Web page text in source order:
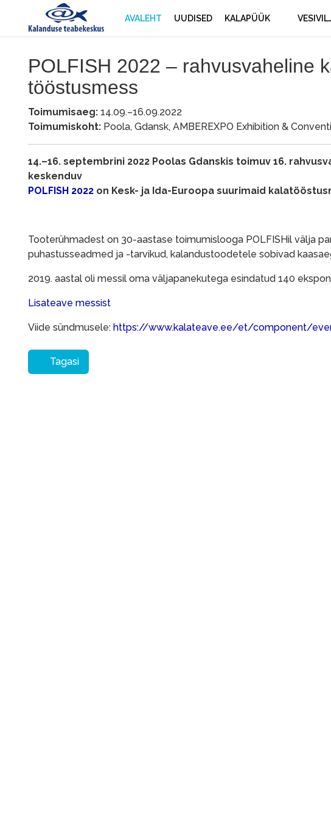
AVALEHT UUDISED KALAPÜÜK
POLFISH 2022 – rahvusvaheline
tööstusmess
Toimumisaeg: 14.09.–16.09.2022
Toimumiskoht: Poola, Gdansk, AMBEREXPO Exhibition &
14.–16. septembrini 2022 Poolas Gdanskis toimuv 16.
keskenduv
POLFISH 2022 on Kesk- ja Ida-Euroopa suurimaid
Tooterühmadest on 30-aastase toimumislooga POLFISHil välja
puhastusseadmed ja -tarvikud, kalandustoodetele sobivad
2019. aastal oli messil oma väljapanekutega esindatud 140
Lisateave messist
Viide sündmusele: https://www.kalateave.ee/et/component/
Tagasi